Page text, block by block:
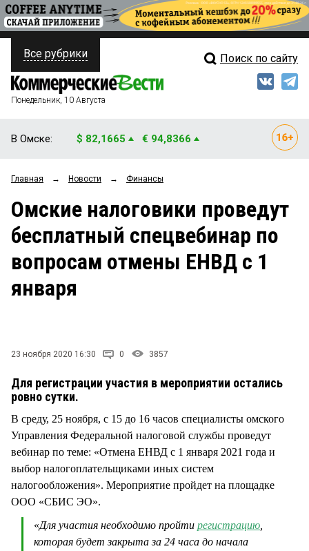
ПОЛИТИКА
ФИНАНСЫ
ОБЩЕСТВО
ЗАКОН
Свежий выпуск
Рейтинги
Блоги
Архив
Все рубрики Поиск по сайту
Понедельник, 10 Августа
В Омске: $ 82,1665 € 94,8366
Главная → Новости → Финансы
Омские налоговики проведут
бесплатный спецвебинар по
вопросам отмены ЕНВД с 1
января
23 ноября 2020 16:30 0 3857
Для регистрации участия в мероприятии остались
ровно сутки.
В среду, 25 ноября, с 15 до 16 часов специалисты омского
Управления Федеральной налоговой службы проведут
вебинар по теме: «Отмена ЕНВД с 1 января 2021 года и
выбор налогоплательщиками иных систем
налогообложения». Мероприятие пройдет на площадке
ООО «СБИС ЭО».
«Для участия необходимо пройти регистрацию
которая будет закрыта за 24 часа до начала